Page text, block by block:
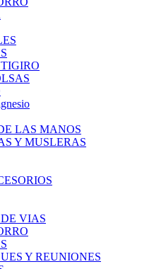
LAS MANOS
Y MUSLERAS
VIAS
Y REUNIONES